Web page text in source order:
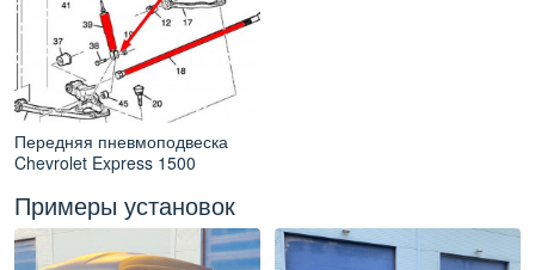
Передняя пневмоподвеска
Chevrolet Express 1500
Примеры установок